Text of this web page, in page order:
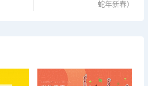
蛇年新春）